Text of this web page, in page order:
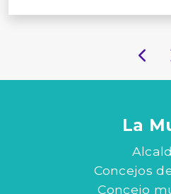
La
Concejos
Concejo